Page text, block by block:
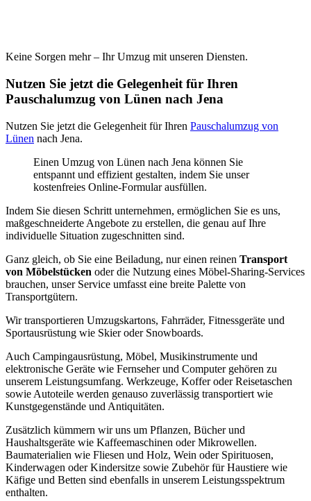
Keine Sorgen mehr – Ihr Umzug mit unseren Diensten.
Nutzen Sie jetzt die Gelegenheit für Ihren
Pauschalumzug von Lünen nach Jena
Nutzen Sie jetzt die Gelegenheit für Ihren Pauschalumzug von
Lünen nach Jena.
Einen Umzug von Lünen nach Jena können Sie
entspannt und effizient gestalten, indem Sie unser
kostenfreies Online-Formular ausfüllen.
Indem Sie diesen Schritt unternehmen, ermöglichen Sie es uns,
maßgeschneiderte Angebote zu erstellen, die genau auf Ihre
individuelle Situation zugeschnitten sind.
Ganz gleich, ob Sie eine Beiladung, nur einen reinen Transport
von Möbelstücken oder die Nutzung eines Möbel-Sharing-Services
brauchen, unser Service umfasst eine breite Palette von
Transportgütern.
Wir transportieren Umzugskartons, Fahrräder, Fitnessgeräte und
Sportausrüstung wie Skier oder Snowboards.
Auch Campingausrüstung, Möbel, Musikinstrumente und
elektronische Geräte wie Fernseher und Computer gehören zu
unserem Leistungsumfang. Werkzeuge, Koffer oder Reisetaschen
sowie Autoteile werden genauso zuverlässig transportiert wie
Kunstgegenstände und Antiquitäten.
Zusätzlich kümmern wir uns um Pflanzen, Bücher und
Haushaltsgeräte wie Kaffeemaschinen oder Mikrowellen.
Baumaterialien wie Fliesen und Holz, Wein oder Spirituosen,
Kinderwagen oder Kindersitze sowie Zubehör für Haustiere wie
Käfige und Betten sind ebenfalls in unserem Leistungsspektrum
enthalten.